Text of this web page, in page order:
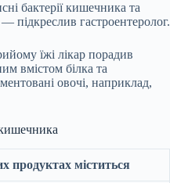
бактерії кишечника та
підкреслив гастроентеролог.
їжі лікар порадив
вмістом білка та
овочі, наприклад,
продуктах міститься